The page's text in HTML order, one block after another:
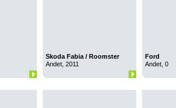
Skoda Fabia / Roomster
Andet, 2011
Ford
Andet, 0